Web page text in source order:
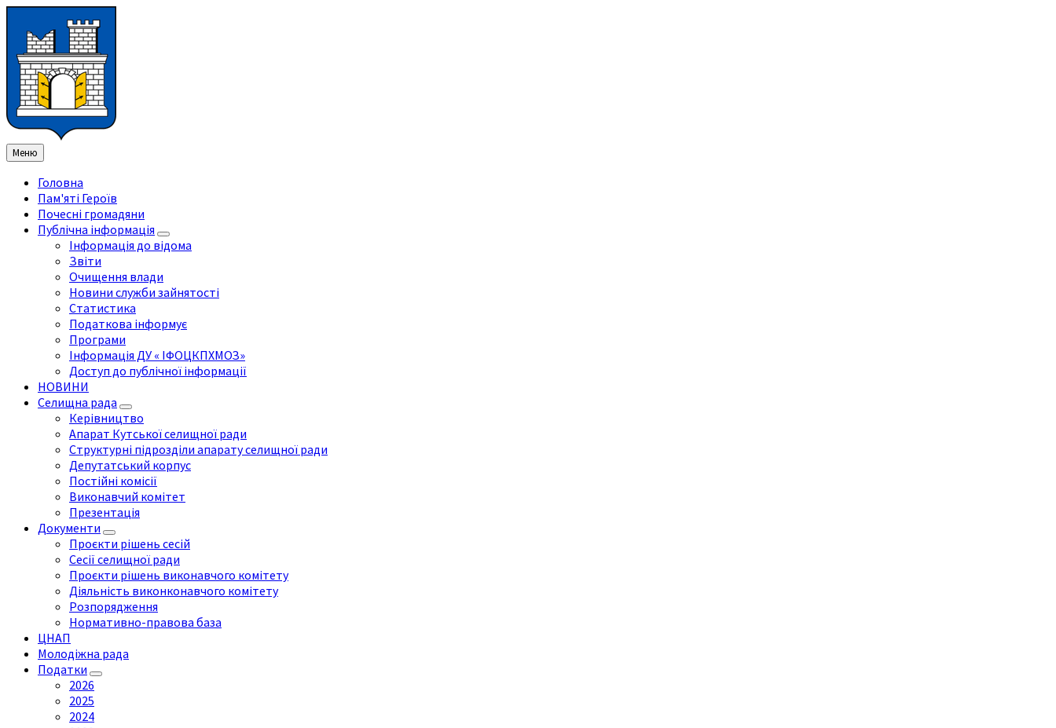
змісту
ліву
бічну
панель
праву
бічну
панель
нижнього
колонтитула
Меню
Головна
Пам'яті Героїв
Почесні громадяни
Публічна інформація
Інформація до відома
Звіти
Очищення влади
Новини служби зайнятості
Статистика
Податкова інформує
Програми
Інформація ДУ « ІФОЦКПХМОЗ»
Доступ до публічної інформації
НОВИНИ
Селищна рада
Керівництво
Апарат Кутської селищної ради
Структурні підрозділи апарату селищної ради
Депутатський корпус
Постійні комісії
Виконавчий комітет
Презентація
Документи
Проєкти рішень сесій
Сесії селищної ради
Проєкти рішень виконавчого комітету
Діяльність виконконавчого комітету
Розпорядження
Нормативно-правова база
ЦНАП
Молодіжна рада
Податки
2026
2025
2024